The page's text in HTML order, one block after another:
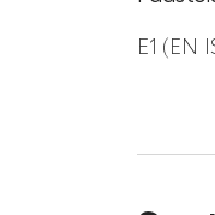
E1 (EN